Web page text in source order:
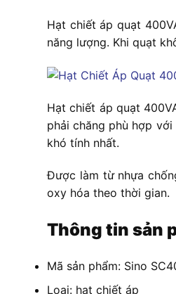
Hạt chiết áp quạt
năng lượng. Khi quạt
Hạt chiết áp quạt
phải chăng phù hợp
khó tính nhất.
Được làm từ nhựa
oxy hóa theo thời gian.
Thông tin sản
Mã sản phẩm: Sino
Loại: hạt chiết áp